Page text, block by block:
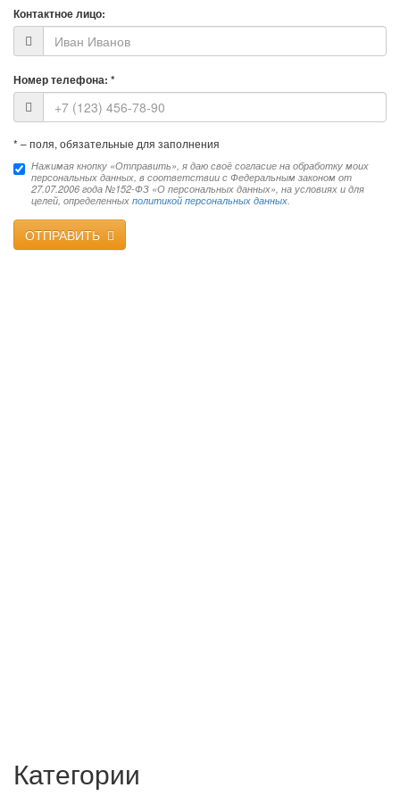
Контактное лицо:
Номер телефона: *
* – поля, обязательные для заполнения
Нажимая кнопку «Отправить», я даю своё согласие на обработку моих
персональных данных, в соответствии с Федеральным законом от
27.07.2006 года №152-ФЗ «О персональных данных», на условиях и для
целей, определенных политикой персональных данных.
ОТПРАВИТЬ
Категории